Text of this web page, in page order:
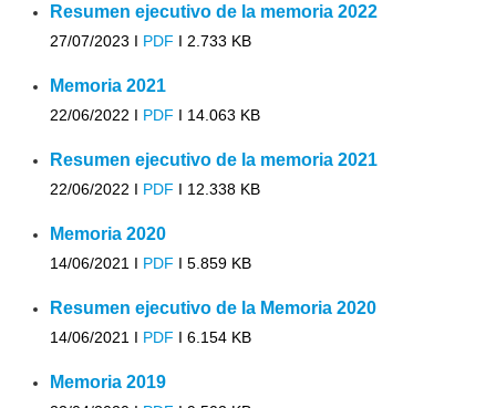
Resumen ejecutivo de la memoria 2022
27/07/2023 I PDF I 2.733 KB
Memoria 2021
22/06/2022 I PDF I 14.063 KB
Resumen ejecutivo de la memoria 2021
22/06/2022 I PDF I 12.338 KB
Memoria 2020
14/06/2021 I PDF I 5.859 KB
Resumen ejecutivo de la Memoria 2020
14/06/2021 I PDF I 6.154 KB
Memoria 2019